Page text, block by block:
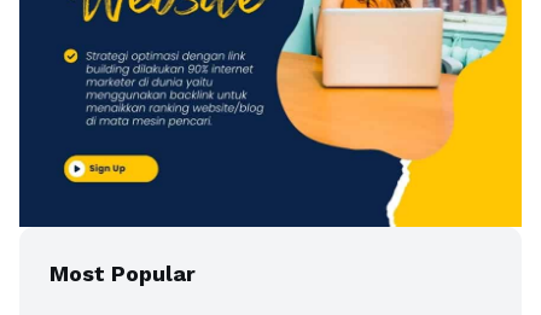
Most Popular